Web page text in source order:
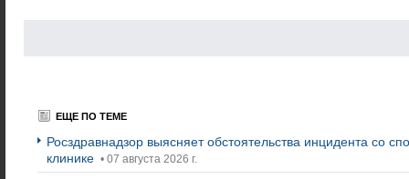
ЕЩЕ ПО ТЕМЕ
Росздравнадзор выясняет обстоятельства инцидента со
клинике • 07 августа 2026 г.